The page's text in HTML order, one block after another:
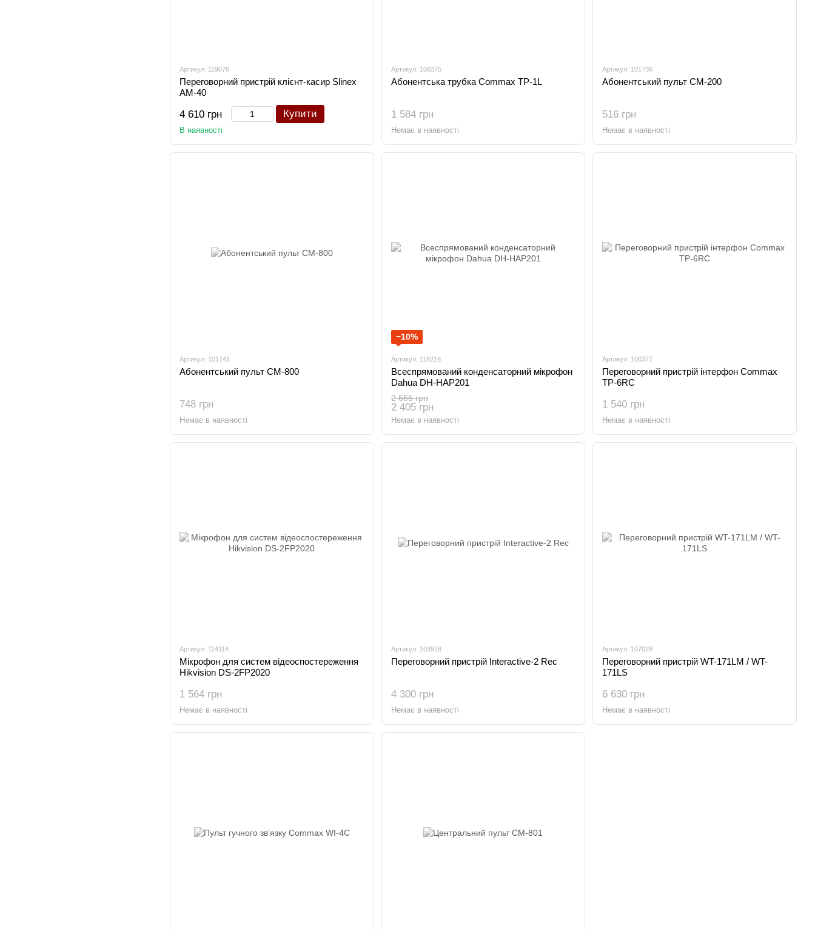
Артикул: 119076
Переговорний пристрій клієнт-касир Slinex
AM-40
4 610 грн Купити
В наявності
Артикул: 106375
Абонентська трубка Commax TP-1L
1 584 грн
Немає в наявності
Артикул: 101736
Абонентський пульт CM-200
516 грн
Немає в наявності
Артикул: 101741
Абонентський пульт CM-800
748 грн
Немає в наявності
−10%
Артикул: 118216
Всеспрямований конденсаторний мікрофон
Dahua DH-HAP201
2 665 грн
2 405 грн
Немає в наявності
Артикул: 106377
Переговорний пристрій інтерфон Commax
TP-6RC
1 540 грн
Немає в наявності
Артикул: 114114
Мікрофон для систем відеоспостереження
Hikvision DS-2FP2020
1 564 грн
Немає в наявності
Артикул: 103918
Переговорний пристрій Interactive-2 Rec
4 300 грн
Немає в наявності
Артикул: 107028
Переговорний пристрій WT-171LM / WT-
171LS
6 630 грн
Немає в наявності